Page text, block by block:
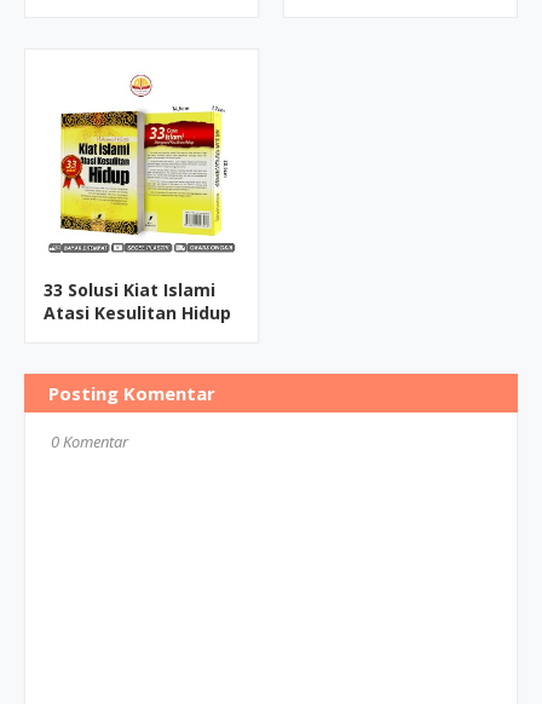
33 Solusi Kiat Islami
Atasi Kesulitan Hidup
Posting Komentar
0 Komentar